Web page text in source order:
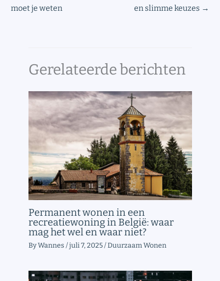
moet je weten
en slimme keuzes →
Gerelateerde berichten
Permanent wonen in een
recreatiewoning in België: waar
mag het wel en waar niet?
ByWannes /juli 7, 2025/Duurzaam Wonen